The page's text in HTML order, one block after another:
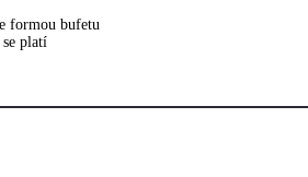
formou bufetu
platí